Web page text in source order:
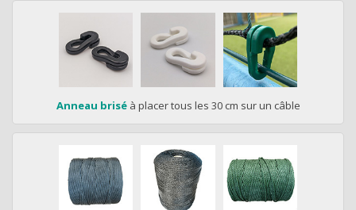
Anneau briséà placer tous les 30 cm sur un câble